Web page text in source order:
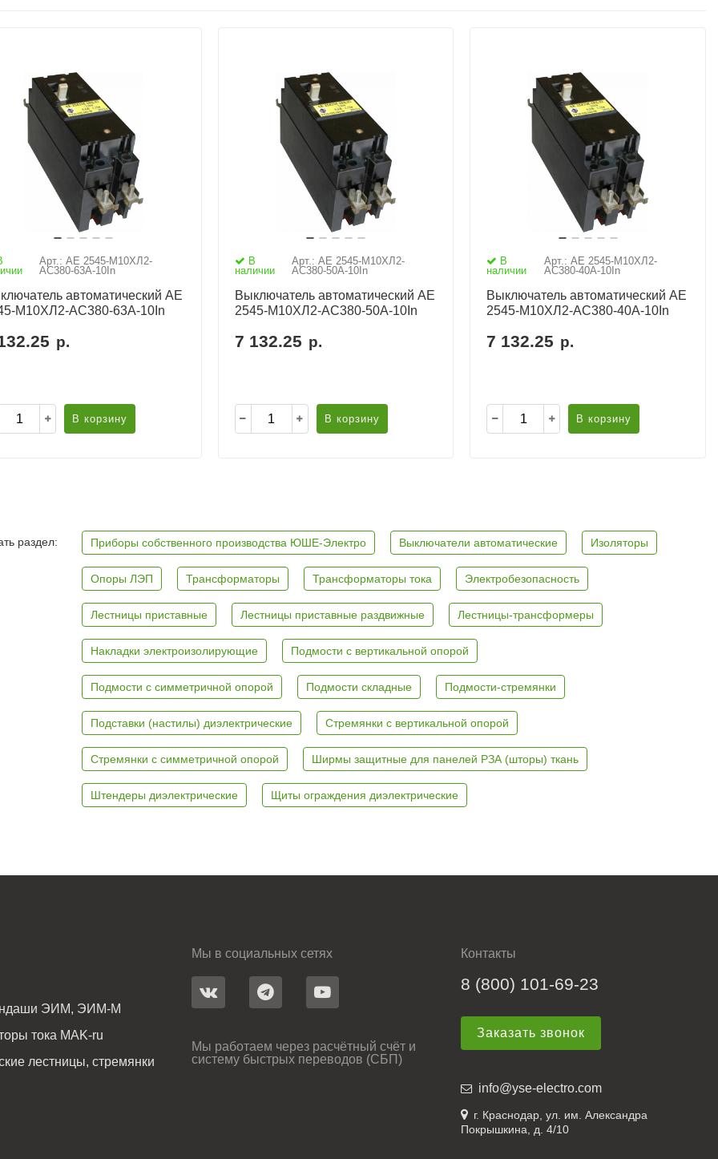
Арт.: АЕ 2545-М10ХЛ2-
AC380-63А-10In
автоматический АЕ
М10ХЛ2-AC380-63А-10In
р.
В корзину
В
наличии
Арт.: АЕ 2545-М10ХЛ2-
AC380-50А-10In
Выключатель автоматический АЕ
2545-М10ХЛ2-AC380-50А-10In
7 132.25 р.
В корзину
В
наличии
Арт.: АЕ 2545-М10ХЛ2-
AC380-40А-10In
Выключатель автоматический АЕ
2545-М10ХЛ2-AC380-40А-10In
7 132.25 р.
В корзину
раздел: Приборы собственного производства ЮШЕ-Электро Выключатели автоматические Изоляторы
Опоры ЛЭП Трансформаторы Трансформаторы тока Электробезопасность
Лестницы приставные Лестницы приставные раздвижные Лестницы-трансформеры
Накладки электроизолирующие Подмости с вертикальной опорой
Подмости с симметричной опорой Подмости складные Подмости-стремянки
Подставки (настилы) диэлектрические Стремянки с вертикальной опорой
Стремянки с симметричной опорой Ширмы защитные для панелей РЗА (шторы) ткань
Штендеры диэлектрические Щиты ограждения диэлектрические
ЭИМ, ЭИМ-М
тока MAK-ru
лестницы, стремянки
Мы в социальных сетях
Мы работаем через расчётный счёт и
систему быстрых переводов (СБП)
Контакты
8 (800) 101-69-23
Заказать звонок
info@yse-electro.com
г. Краснодар, ул. им. Александра
Покрышкина, д. 4/10